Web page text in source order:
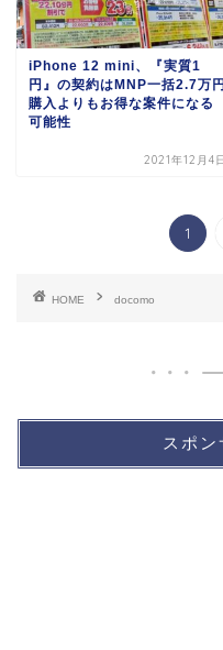
iPhone 12 mini、『実質1
円』の契約はMNP一括2.7万円
購入よりもお得な案件になる
可能性
2021年12月4
1
HOME docomo
スポン